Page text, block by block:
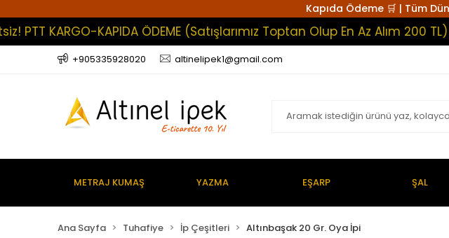
Kapıda Ödeme 🛒 | Tüm
KAPIDA ÖDEME (Satışlarımız Toptan Olup En Az Alım 200 TL)
+905335928020 altinelipek1@gmail.com
METRAJ KUMAŞ YAZMA EŞARP ŞAL
Ana Sayfa Tuhafiye İp Çeşitleri Altınbaşak 20 Gr. Oya İpi